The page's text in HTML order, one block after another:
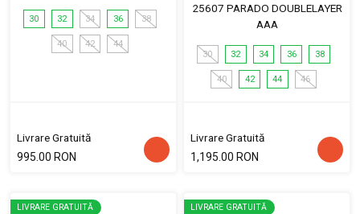
30 32 34 36 38
40 42 44
Livrare Gratuită
995.00 RON
25607 PARADO DOUBLELAYER
AAA
30 32 34 36 38
40 42 44 46
Livrare Gratuită
1,195.00 RON
LIVRARE GRATUITĂ LIVRARE GRATUITĂ